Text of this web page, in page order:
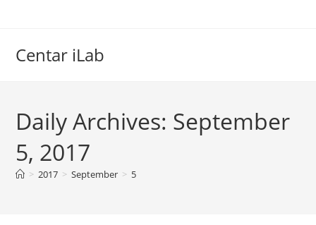
Centar iLab
Daily Archives: September
5, 2017
> 2017 > September > 5